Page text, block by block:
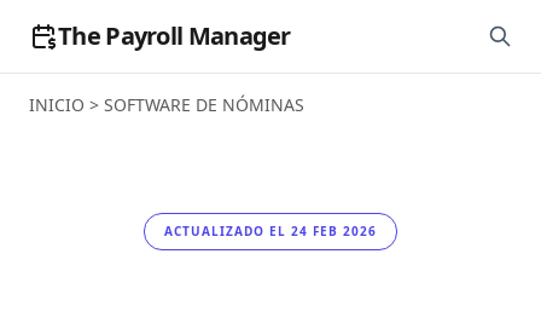
The Payroll Manager
INICIO > SOFTWARE DE NÓMINAS
ACTUALIZADO EL 24 FEB 2026